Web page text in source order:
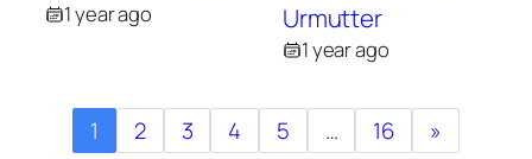
1 year ago
Urmutter
1 year ago
1 2 3 4 5 … 16 »